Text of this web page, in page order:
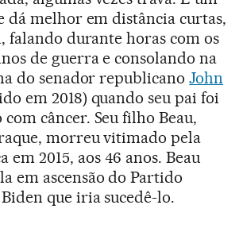
dá melhor em distância curtas,
falando durante horas com os
de guerra e consolando na
do senador republicanoJohn
em 2018) quando seu pai foi
câncer. Seu filho Beau,
morreu vitimado pela
em 2015, aos 46 anos. Beau
em ascensão do Partido
que iria sucedê-lo.